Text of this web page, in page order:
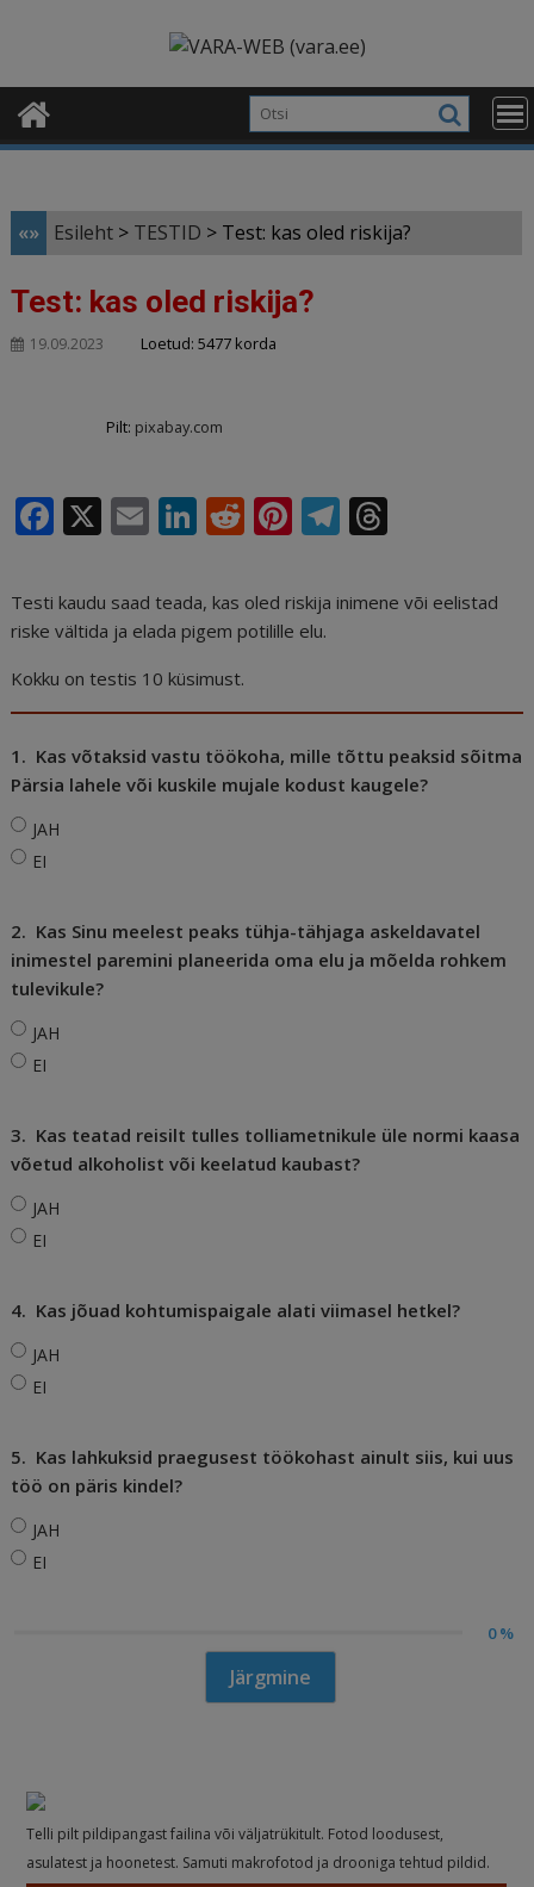
«» Esileht > TESTID > Test: kas oled riskija?
Test: kas oled riskija?
19.09.2023 Loetud: 5477 korda
Pilt: pixabay.com
F
c
e
b
o
o
k
X E
ai
l
Li
k
e
dI
n
R
d
di
Pi
te
r
st
T
e
m
r
d
s
Testi kaudu saad teada, kas oled riskija inimene või eelistad
riske vältida ja elada pigem potilille elu.
Kokku on testis 10 küsimust.
1. Kas võtaksid vastu töökoha, mille tõttu peaksid sõitma
Pärsia lahele või kuskile mujale kodust kaugele?
JAH
EI
2. Kas Sinu meelest peaks tühja-tähjaga askeldavatel
inimestel paremini planeerida oma elu ja mõelda rohkem
tulevikule?
JAH
EI
3. Kas teatad reisilt tulles tolliametnikule üle normi kaasa
võetud alkoholist või keelatud kaubast?
JAH
EI
4. Kas jõuad kohtumispaigale alati viimasel hetkel?
JAH
EI
5. Kas lahkuksid praegusest töökohast ainult siis, kui uus
töö on päris kindel?
JAH
EI
0 %
Järgmine
Telli pilt pildipangast failina või väljatrükitult. Fotod loodusest,
asulatest ja hoonetest. Samuti makrofotod ja drooniga tehtud pildid.